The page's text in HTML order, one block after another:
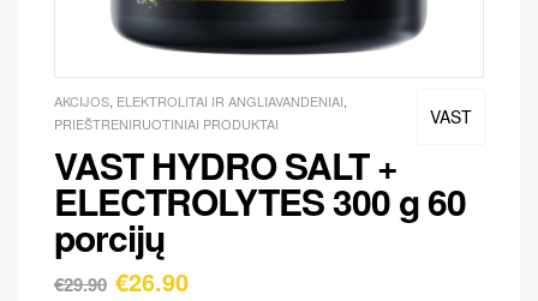
VAST
AKCIJOS ELEKTROLITAI IR ANGLIAVANDENIAI
PRIEŠTRENIRUOTINIAI PRODUKTAI
VAST HYDRO SALT +
ELECTROLYTES 300 g 60
porcijų
€29.90 €26.90